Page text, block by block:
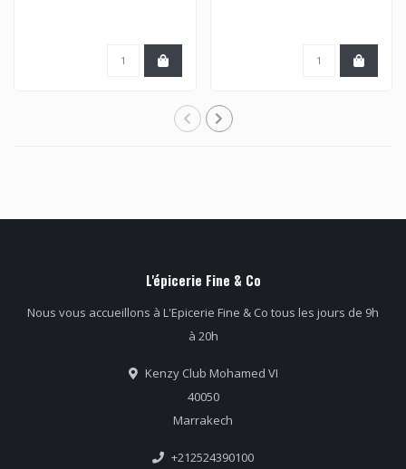
L'épicerie Fine & Co
Nous vous accueillons à L'Epicerie Fine & Co tous les jours de 9h
à 20h
Kenzy Club Mohamed VI
40050
Marrakech
+212524390100